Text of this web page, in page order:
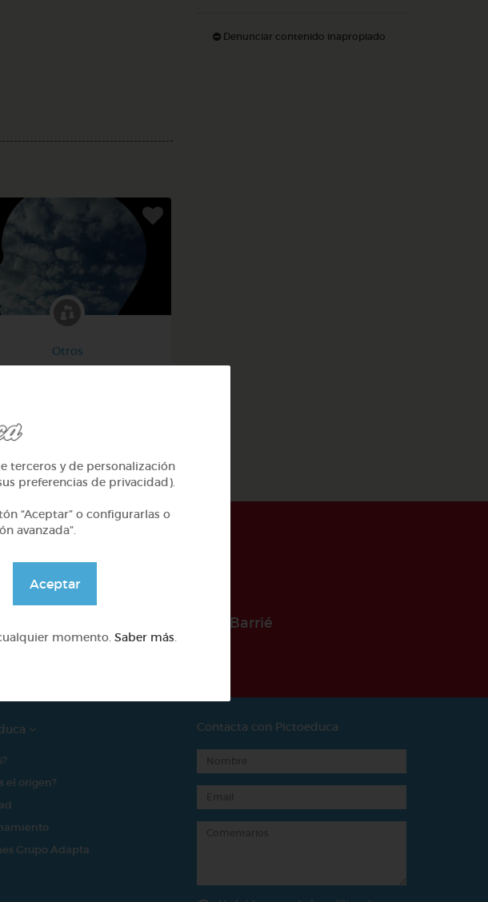
Otros
@Webparaelespanol
Denunciar contenido inapropiado
mecenazgo de la Fundación Barrié
el origen?
Grupo Adapta
Contacta con Pictoeduca
terceros y de personalización
preferencias de privacidad).
“Aceptar” o configurarlas o
avanzada”.
Aceptar
momento. Saber más.